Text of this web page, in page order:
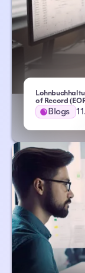
of Record
Blogs